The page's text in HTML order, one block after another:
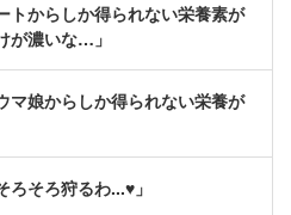
トからしか得られない栄養素が
が濃いな…」
マ娘からしか得られない栄養が
ろそろ狩るわ...♥」